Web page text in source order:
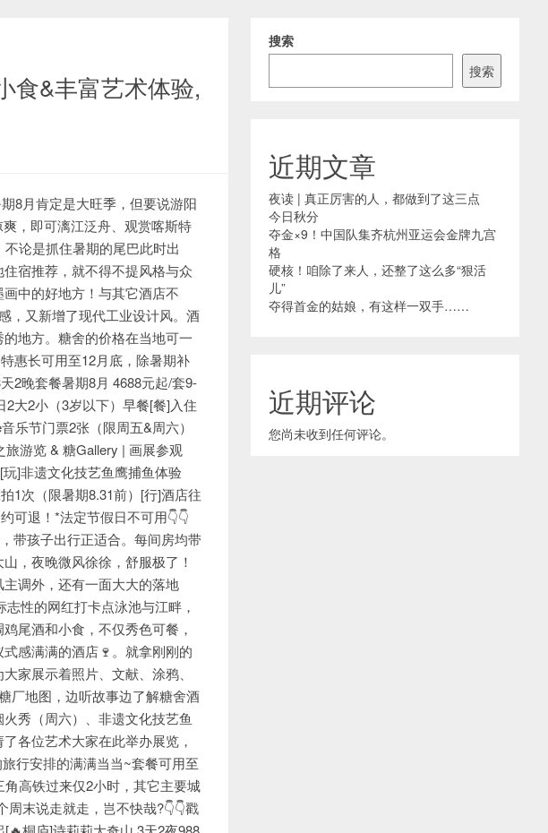
食&丰富艺术体验,
8月肯定是大旺季，但要说游阳
，即可漓江泛舟、观赏喀斯特
论是抓住暑期的尾巴此时出
宿推荐，就不得不提风格与众
中的好地方！与其它酒店不
，又新增了现代工业设计风。酒
地方。糖舍的价格在当地可一
惠长可用至12月底，除暑期补
2晚套餐暑期8月 4688元起/套9-
2大2小（3岁以下）早餐[餐]入住
乐节门票2张（限周五&周六）
游览 & 糖Gallery | 画展参观
]非遗文化技艺鱼鹰捕鱼体验
1次（限暑期8.31前）[行]酒店往
可退！*法定节假日不可用👇👇
带孩子出行正适合。每间房均带
，夜晚微风徐徐，舒服极了！
调外，还有一面大大的落地
性的网红打卡点泳池与江畔，
尾酒和小食，不仅秀色可餐，
感满满的酒店🍷。就拿刚刚的
家展示着照片、文献、涂鸦、
厂地图，边听故事边了解糖舍酒
秀（周六）、非遗文化技艺鱼
各位艺术大家在此举办展览，
行安排的满满当当~套餐可用至
高铁过来仅2小时，其它主要城
末说走就走，岂不快哉?👇👇戳
搜索
搜索
近期文章
夜读 | 真正厉害的人，都做到了这三点
今日秋分
夺金×9！中国队集齐杭州亚运会金牌九宫
格
硬核！咱除了来人，还整了这么多“狠活
儿”
夺得首金的姑娘，有这样一双手……
近期评论
您尚未收到任何评论。